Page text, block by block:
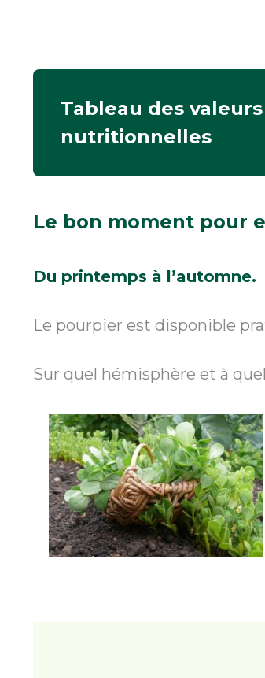
Tableau des valeurs
nutritionnelles
Le bon moment pour
Du printemps à l’automne.
Le pourpier est disponible
Sur quel hémisphère et à